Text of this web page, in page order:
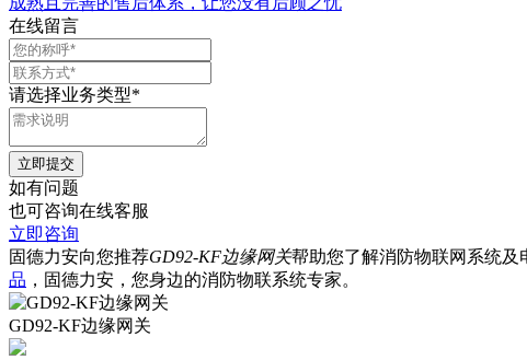
在线留言
请选择业务类型*
立即提交
如有问题
也可咨询在线客服
立即咨询
固德力安向您推荐GD92-KF边缘网关帮助您了解消防物联网系统
品 ，固德力安，您身边的消防物联系统专家。
GD92-KF边缘网关